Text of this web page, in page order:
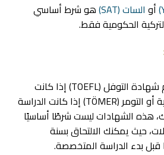
أو السات (SAT)
هو شرط أساسي
الحكومية فقط.
تفضل الجامعات تقديم شهادة التوفل (TOEFL) إذا كانت
الدراسة باللغة الإنجليزية أو التومر (TÖMER) إذا كانت الدراسة
هذه الشهادات ليست شرطًا أساسيًا
حيث يمكنك الالتحاق بسنة
قبل بدء الدراسة المتخصصة.